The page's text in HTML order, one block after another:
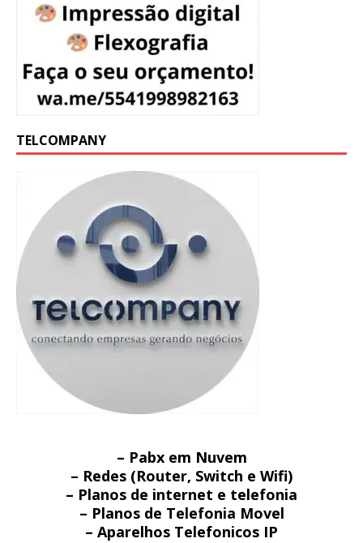
TELCOMPANY
– Pabx em Nuvem
– Redes (Router, Switch e Wifi)
– Planos de internet e telefonia
– Planos de Telefonia Movel
– Aparelhos Telefonicos IP